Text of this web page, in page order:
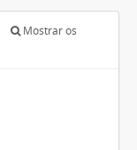
Mostrar os